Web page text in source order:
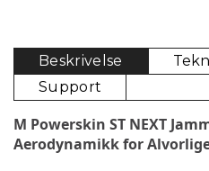
Beskrivelse
Support
M Powerskin ST NEXT
Aerodynamikk for